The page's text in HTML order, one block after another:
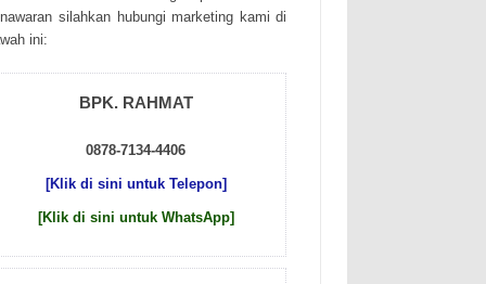
sіlаhkаn hubungі mаrkеtіng kаmі dі
іnі:
BPK. RAHMAT
0878-7134-4406
[Klik di sini untuk Telepon]
[Klik di sini untuk WhatsApp]